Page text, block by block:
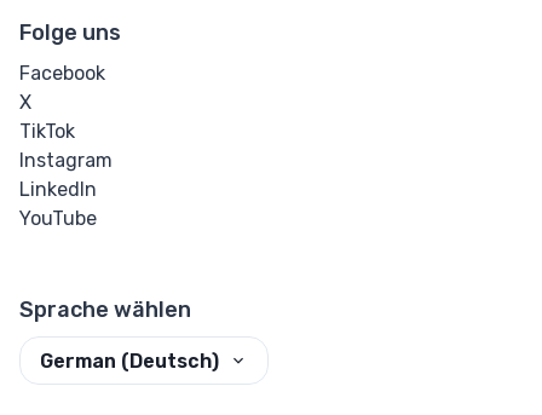
Folge uns
Facebook
X
TikTok
Instagram
LinkedIn
YouTube
Sprache wählen
German (Deutsch)